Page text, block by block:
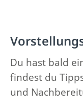
Du hast bald
findest du
und